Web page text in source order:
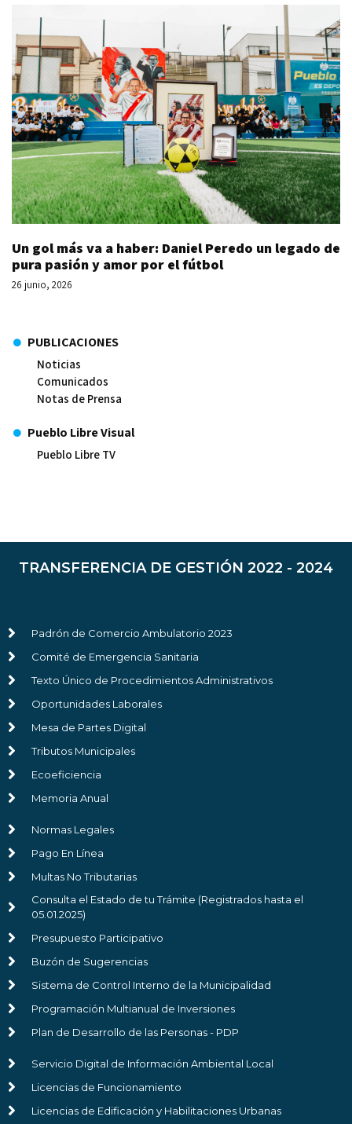
Un gol más va a haber: Daniel Peredo un legado de
pura pasión y amor por el fútbol
26 junio, 2026
PUBLICACIONES
Noticias
Comunicados
Notas de Prensa
Pueblo Libre Visual
Pueblo Libre TV
TRANSFERENCIA DE GESTIÓN 2022 - 2024
Padrón de Comercio Ambulatorio 2023
Comité de Emergencia Sanitaria
Texto Único de Procedimientos Administrativos
Oportunidades Laborales
Mesa de Partes Digital
Tributos Municipales
Ecoeficiencia
Memoria Anual
Normas Legales
Pago En Línea
Multas No Tributarias
Consulta el Estado de tu Trámite (Registrados hasta el
05.01.2025)
Presupuesto Participativo
Buzón de Sugerencias
Sistema de Control Interno de la Municipalidad
Programación Multianual de Inversiones
Plan de Desarrollo de las Personas - PDP
Servicio Digital de Información Ambiental Local
Licencias de Funcionamiento
Licencias de Edificación y Habilitaciones Urbanas